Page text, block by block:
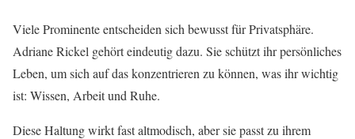
Viele Prominente entscheiden sich bewusst für Privatsphäre.
Adriane Rickel gehört eindeutig dazu. Sie schützt ihr persönliches
Leben, um sich auf das konzentrieren zu können, was ihr wichtig
ist: Wissen, Arbeit und Ruhe.
Diese Haltung wirkt fast altmodisch, aber sie passt zu ihrem